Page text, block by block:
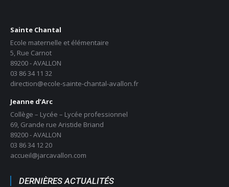
Sainte Chantal
Ecole maternelle et élémentaire
5, Rue Carnot
89200 - AVALLON
03 86 34 11 32
direction@ecole-sainte-chantal-avallon.fr
Jeanne d’Arc
Collège – Lycée – Lycée professionnel
69, Grande rue Aristide Briand
89200 - AVALLON
03 86 34 12 20
accueil@jarcavallon.com
DERNIÈRES ACTUALITÉS